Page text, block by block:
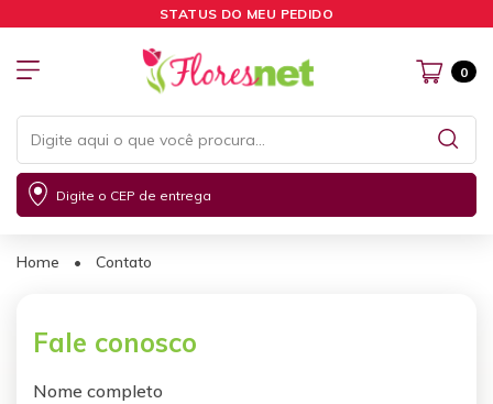
STATUS DO MEU PEDIDO
0
Digite o CEP de entrega
Home • Contato
Fale conosco
Nome completo